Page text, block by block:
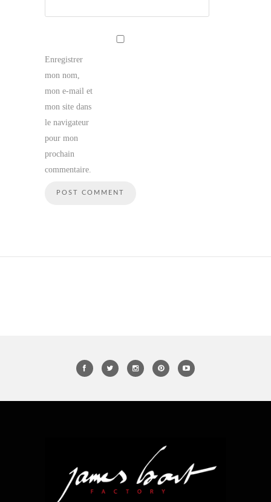
Enregistrer
mon nom,
mon e-mail et
mon site dans
le navigateur
pour mon
prochain
commentaire.